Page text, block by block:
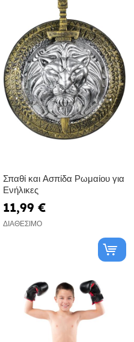
Σπαθί και Ασπίδα Ρωμαίου για
Ενήλικες
11,99 €
ΔΙΑΘΈΣΙΜΟ